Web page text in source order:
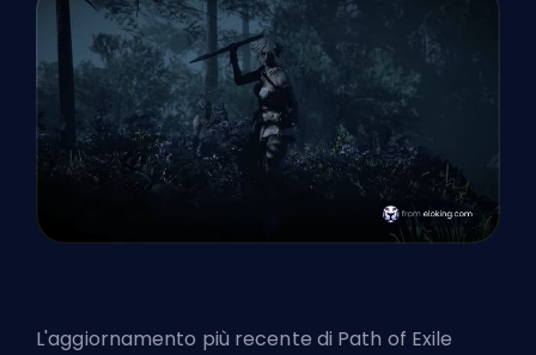
L'aggiornamento più recente di Path of Exile